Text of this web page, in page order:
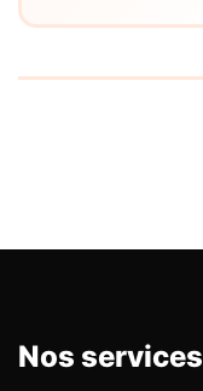
Nos services